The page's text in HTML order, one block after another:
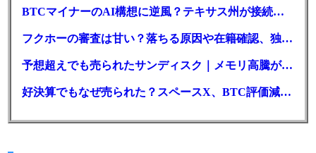
BTCマイナーのAI構想に逆風？テキサス州が接続審査を厳格化
フクホーの審査は甘い？落ちる原因や在籍確認、独自の方式を徹底解説
予想超えでも売られたサンディスク｜メモリ高騰がDePINにも波及か
好決算でもなぜ売られた？スペースX、BTC評価減と9億株の解禁